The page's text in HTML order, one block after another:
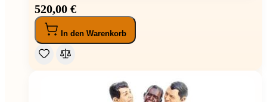
520,00 €
In den Warenkorb